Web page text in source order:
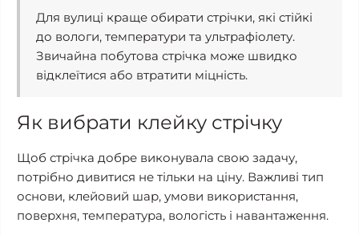
Для вулиці краще обирати стрічки, які стійкі
до вологи, температури та ультрафіолету.
Звичайна побутова стрічка може швидко
відклеїтися або втратити міцність.
Як вибрати клейку стрічку
Щоб стрічка добре виконувала свою задачу,
потрібно дивитися не тільки на ціну. Важливі тип
основи, клейовий шар, умови використання,
поверхня, температура, вологість і навантаження.